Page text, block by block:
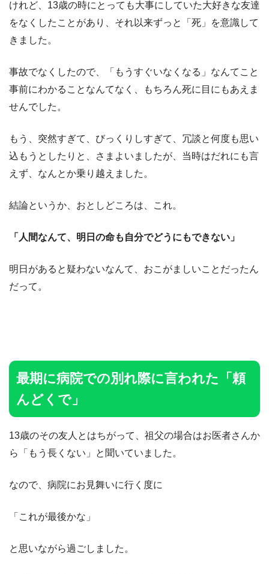
けれど、13歳の時にとっても大事にしていた大好きな友達
をなくしたことがあり、それ以来ずっと「死」を意識して
きました。
事故でなくしたので、「もうすぐいなくなる」なんてこと
事前にわかることなんてなく、もちろん死に目にもあえま
せんでした。
もう、突然すぎて、びっくりしすぎて、冗談と何度も思い
込もうとしたりと、さまよいましたが、当時はだれにも言
えず、なんとか乗り越えました。
結論というか、おとしどころは、これ。
「人間なんて、明日の命も自分でどうにもできない」
明日があると疑わないなんて、おこがましいことだったん
だって。
最期に病院での別れ際に言われた「頼
んどくで」
13歳のその友人とはちがって、祖父の場合はお医者さんか
ら「もう長くない」と聞いていました。
なので、病院にお見舞いに行く度に
「これが最後かな」
と思いながら過ごしました。